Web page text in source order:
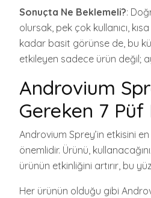
Sonuçta Ne Beklemeli?:
olursak, pek çok kullanıcı,
kadar basit görünse de, bu
etkileyen sadece ürün değil;
Androvium
Gereken 7 Püf
Androvium Sprey’in etkisini
önemlidir. Ürünü,
ürünün etkinliğini artırır, bu
Her ürünün olduğu gibi